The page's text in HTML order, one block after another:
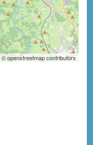
© openstreetmap contributors